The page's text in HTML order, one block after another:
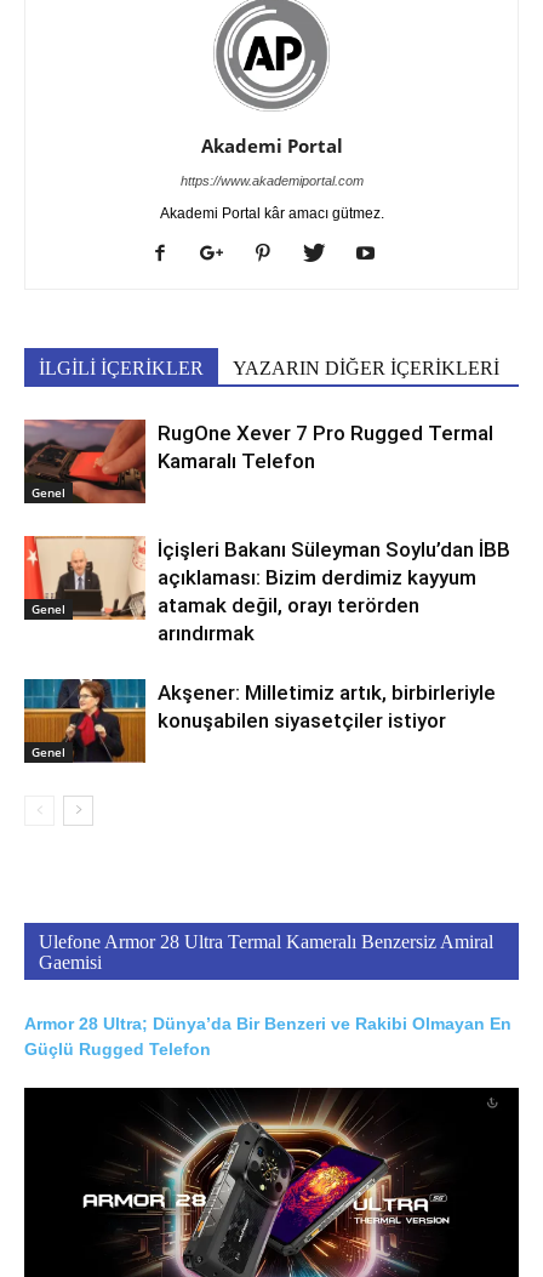
Akademi Portal
https://www.akademiportal.com
Akademi Portal kâr amacı gütmez.
İLGİLİ İÇERİKLER YAZARIN DİĞER İÇERİKLERİ
Genel
RugOne Xever 7 Pro Rugged Termal
Kamaralı Telefon
Genel
İçişleri Bakanı Süleyman Soylu’dan İBB
açıklaması: Bizim derdimiz kayyum
atamak değil, orayı terörden
arındırmak
Genel
Akşener: Milletimiz artık, birbirleriyle
konuşabilen siyasetçiler istiyor
Ulefone Armor 28 Ultra Termal Kameralı Benzersiz Amiral
Gaemisi
Armor 28 Ultra; Dünya’da Bir Benzeri ve Rakibi Olmayan En
Güçlü Rugged Telefon